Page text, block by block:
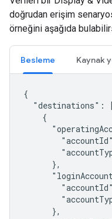
doğrudan erişim
örneğini aşağıda
Besleme Kaynak
{
"destinations":
    {
      },
      },